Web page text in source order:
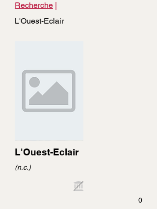
Recherche |
L'Ouest-Eclair
L'Ouest-Eclair
(n.c.)
0